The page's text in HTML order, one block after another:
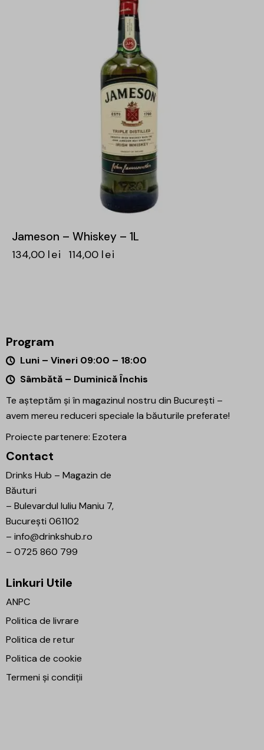
Jameson – Whiskey – 1L
134,00 lei 114,00 lei
Program
Luni – Vineri 09:00 – 18:00
Sâmbătă – Duminică Închis
Te așteptăm și în magazinul nostru din București –
avem mereu reduceri speciale la băuturile preferate!
Proiecte partenere: Ezotera
Contact
Drinks Hub – Magazin de
Băuturi
– Bulevardul Iuliu Maniu 7,
București 061102
– info@drinkshub.ro
– 0725 860 799
Linkuri Utile
ANPC
Politica de livrare
Politica de retur
Politica de cookie
Termeni și condiții